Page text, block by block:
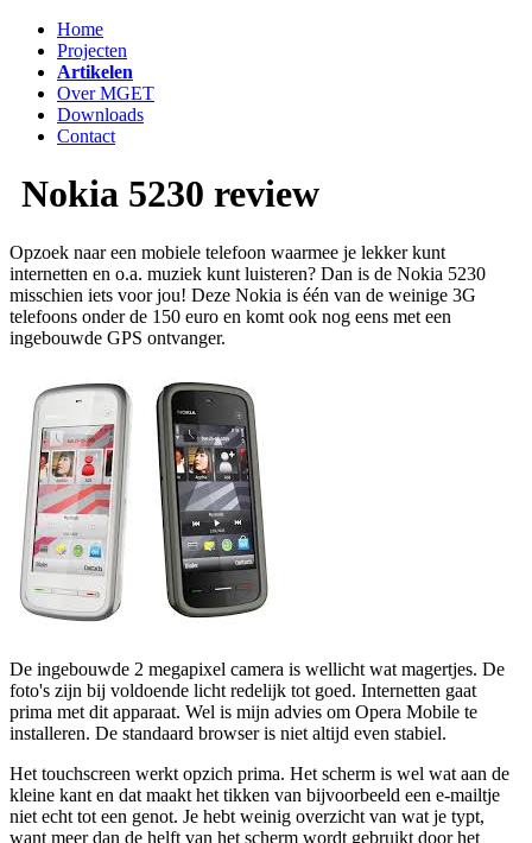
Home
Projecten
Artikelen
Over MGET
Downloads
Contact
Nokia 5230 review
Opzoek naar een mobiele telefoon waarmee je lekker kunt
internetten en o.a. muziek kunt luisteren? Dan is de Nokia 5230
misschien iets voor jou! Deze Nokia is één van de weinige 3G
telefoons onder de 150 euro en komt ook nog eens met een
ingebouwde GPS ontvanger.
De ingebouwde 2 megapixel camera is wellicht wat magertjes. De
foto's zijn bij voldoende licht redelijk tot goed. Internetten gaat
prima met dit apparaat. Wel is mijn advies om Opera Mobile te
installeren. De standaard browser is niet altijd even stabiel.
Het touchscreen werkt opzich prima. Het scherm is wel wat aan de
kleine kant en dat maakt het tikken van bijvoorbeeld een e-mailtje
niet echt tot een genot. Je hebt weinig overzicht van wat je typt,
want meer dan de helft van het scherm wordt gebruikt door het